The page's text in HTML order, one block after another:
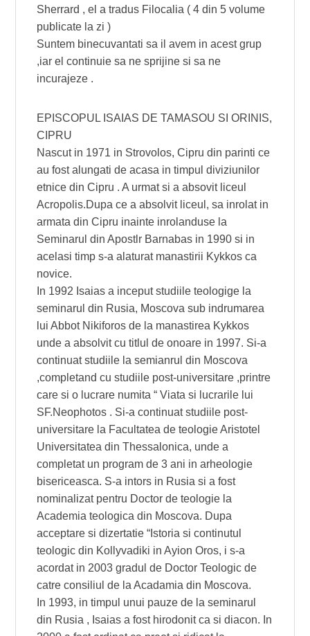
Sherrard , el a tradus Filocalia ( 4 din 5 volume
publicate la zi )
Suntem binecuvantati sa il avem in acest grup
,iar el continuie sa ne sprijine si sa ne
incurajeze .
EPISCOPUL ISAIAS DE TAMASOU SI ORINIS,
CIPRU
Nascut in 1971 in Strovolos, Cipru din parinti ce
au fost alungati de acasa in timpul diviziunilor
etnice din Cipru . A urmat si a absovit liceul
Acropolis.Dupa ce a absolvit liceul, sa inrolat in
armata din Cipru inainte inrolanduse la
Seminarul din Apostlr Barnabas in 1990 si in
acelasi timp s-a alaturat manastirii Kykkos ca
novice.
In 1992 Isaias a inceput studiile teologige la
seminarul din Rusia, Moscova sub indrumarea
lui Abbot Nikiforos de la manastirea Kykkos
unde a absolvit cu titlul de onoare in 1997. Si-a
continuat studiile la semianrul din Moscova
,completand cu studiile post-universitare ,printre
care si o lucrare numita “ Viata si lucrarile lui
SF.Neophotos . Si-a continuat studiile post-
universitare la Facultatea de teologie Aristotel
Universitatea din Thessalonica, unde a
completat un program de 3 ani in arheologie
bisericeasca. S-a intors in Rusia si a fost
nominalizat pentru Doctor de teologie la
Academia teologica din Moscova. Dupa
acceptare si dizertatie “Istoria si continutul
teologic din Kollyvadiki in Ayion Oros, i s-a
acordat in 2003 gradul de Doctor Teologic de
catre consiliul de la Acadamia din Moscova.
In 1993, in timpul unui pauze de la seminarul
din Rusia , Isaias a fost hirodonit ca si diacon. In